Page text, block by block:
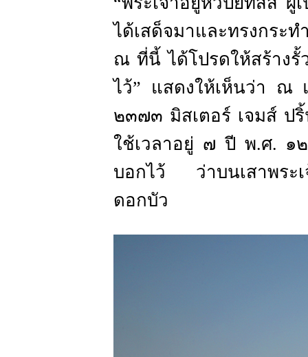
ได้เสด็จมาและทรงกระ
ณ ที่นี้ ได้โปรดให้สร้างรั้
ไว้” แสดงให้เห็นว่า ณ
๒๓๗๓ มิสเตอร์ เจมส์ ป
ใช้เวลาอยู่ ๗ ปี พ.ศ. ๑
บอกไว้ ว่าบนเสาพระ
ดอกบัว